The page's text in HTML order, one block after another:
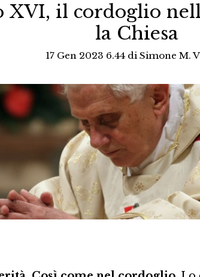
XVI, il cordoglio
la Chiesa
17 Gen 2023 6.44 diSimone M.